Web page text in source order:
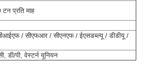
प्रति माह
/ सीएफआर / सीएनएफ / ईएसडब्ल्यू / डीडीयू /
डी/पी, वेस्टर्न यूनियन